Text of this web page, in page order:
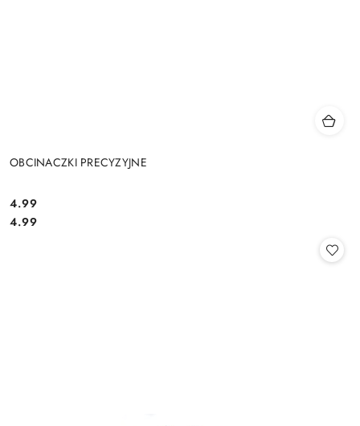
OBCINACZKI PRECYZYJNE
Cena:
4.99
Cena:
4.99